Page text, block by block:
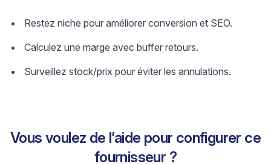
Restez niche pour améliorer conversion et SEO.
Calculez une marge avec buffer retours.
Surveillez stock/prix pour éviter les annulations.
Vous voulez de l’aide pour configurer ce
fournisseur ?